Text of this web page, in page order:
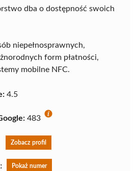
dba o dostępność swoich
niepełnosprawnych,
form płatności,
mobilne NFC.
4.5
483
Zobacz profil
Pokaż numer